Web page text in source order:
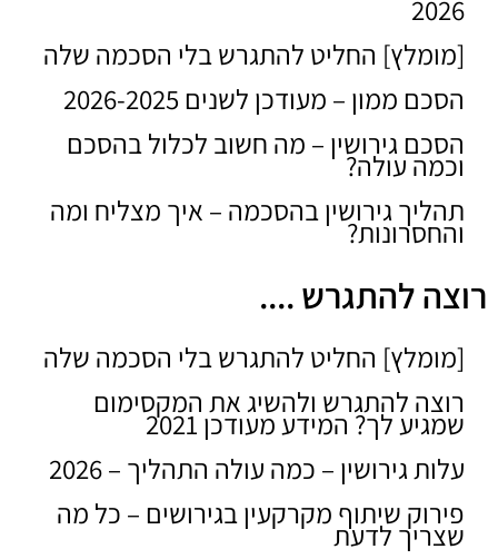
2026
[מומלץ] החליט להתגרש בלי הסכמה שלה
הסכם ממון – מעודכן לשנים 2026-2025
הסכם גירושין – מה חשוב לכלול בהסכם
וכמה עולה?
תהליך גירושין בהסכמה – איך מצליח ומה
והחסרונות?
רוצה להתגרש ....
[מומלץ] החליט להתגרש בלי הסכמה שלה
רוצה להתגרש ולהשיג את המקסימום
שמגיע לך? המידע מעודכן 2021
עלות גירושין – כמה עולה התהליך – 2026
פירוק שיתוף מקרקעין בגירושים – כל מה
שצריך לדעת